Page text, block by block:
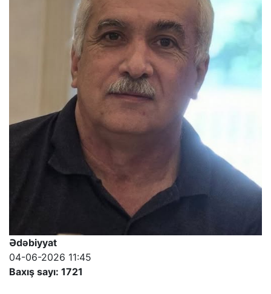
Ədəbiyyat
04-06-2026 11:45
Baxış sayı: 1721